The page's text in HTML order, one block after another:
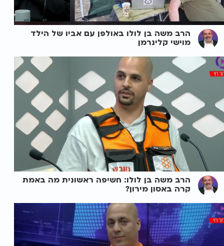
הרב משה בן לולו באולפן עם אביו של הילד
מוישי קלינרמן
הרב משה בן לולו: חשיפה ראשונית מה באמת
קרה באסון מירון?